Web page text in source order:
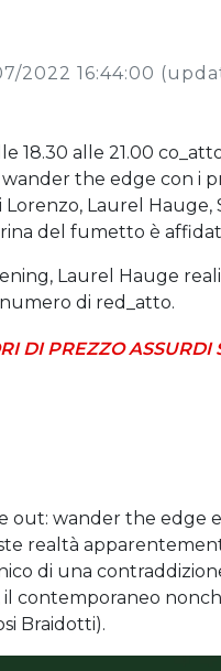
2022 16:44:00
18.30 alle 21.00
the edge con i
Lorenzo, Laurel
del fumetto è
Laurel Hauge
di red_atto.
DI PREZZO
out: wander the edge
realtà
di una
il contemporaneo
Braidotti).